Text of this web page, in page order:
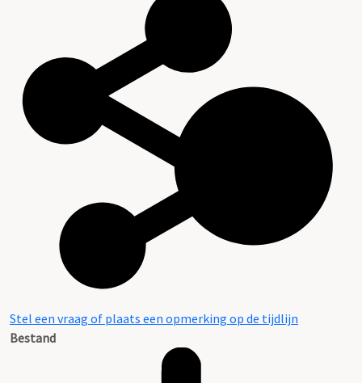
Stel een vraag of plaats een opmerking op de tijdlijn
Bestand